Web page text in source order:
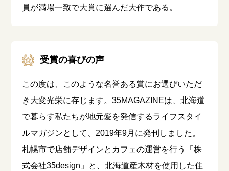
員が満場一致で大賞に選んだ大作である。
受賞の喜びの声
この度は、このような名誉ある賞にお選びいただ
き大変光栄に存じます。35MAGAZINEは、北海道
で暮らす私たちが地元愛を発信するライフスタイ
ルマガジンとして、2019年9月に発刊しました。
札幌市で店舗デザインとカフェの運営を行う「株
式会社35design」と、北海道産木材を使用した住